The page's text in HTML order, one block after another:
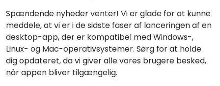
Spændende nyheder venter! Vi er glade for at kunne
meddele, at vi er i de sidste faser af lanceringen af en
desktop-app, der er kompatibel med Windows-,
Linux- og Mac-operativsystemer. Sørg for at holde
dig opdateret, da vi giver alle vores brugere besked,
når appen bliver tilgængelig.